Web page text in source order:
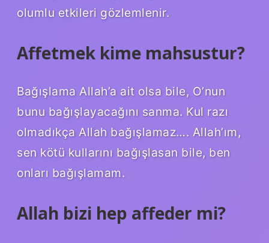
olumlu etkileri gözlemlenir.
Affetmek kime mahsustur?
Bağışlama Allah’a ait olsa bile, O’nun
bunu bağışlayacağını sanma. Kul razı
olmadıkça Allah bağışlamaz…. Allah’ım,
sen kötü kullarını bağışlasan bile, ben
onları bağışlamam.
Allah bizi hep affeder mi?